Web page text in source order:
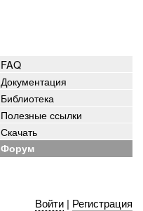
FAQ
Документация
Библиотека
Полезные ссылки
Скачать
Форум
Войти| Регистрация